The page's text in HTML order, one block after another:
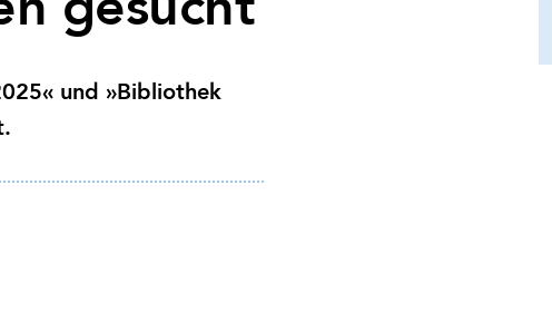
und »Bibliothek